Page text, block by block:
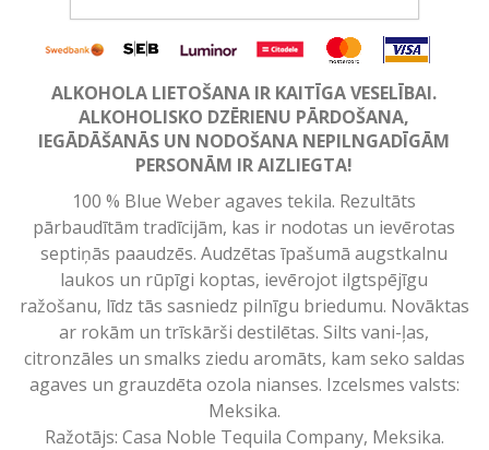
ALKOHOLA LIETOŠANA IR KAITĪGA VESELĪBAI.
ALKOHOLISKO DZĒRIENU PĀRDOŠANA,
IEGĀDĀŠANĀS UN NODOŠANA NEPILNGADĪGĀM
PERSONĀM IR AIZLIEGTA!
100 % Blue Weber agaves tekila. Rezultāts
pārbaudītām tradīcijām, kas ir nodotas un ievērotas
septiņās paaudzēs. Audzētas īpašumā augstkalnu
laukos un rūpīgi koptas, ievērojot ilgtspējīgu
ražošanu, līdz tās sasniedz pilnīgu briedumu. Novāktas
ar rokām un trīskārši destilētas. Silts vani-ļas,
citronzāles un smalks ziedu aromāts, kam seko saldas
agaves un grauzdēta ozola nianses. Izcelsmes valsts:
Meksika.
Ražotājs: Casa Noble Tequila Company, Meksika.